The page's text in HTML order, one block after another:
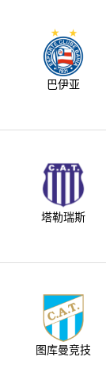
巴伊亚
塔勒瑞斯
图库曼竞技